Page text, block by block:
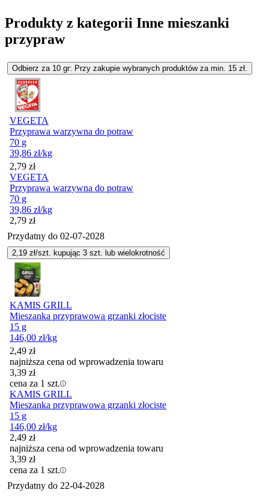
Produkty z kategorii Inne mieszanki
przypraw
Odbierz za 10 gr: Przy zakupie wybranych produktów za min. 15 zł.
VEGETA
Przyprawa warzywna do potraw
70 g
39,86 zł/kg
Cena
2,79 zł
VEGETA
Przyprawa warzywna do potraw
70 g
39,86 zł/kg
Cena
2,79 zł
Przydatny do 02-07-2028
2,19 zł/szt. kupując 3 szt. lub wielokrotność
KAMIS GRILL
Mieszanka przyprawowa grzanki złociste
15 g
146,00 zł/kg
2,49 zł
najniższa cena od wprowadzenia towaru
3,39 zł
cena za 1 szt.
KAMIS GRILL
Mieszanka przyprawowa grzanki złociste
15 g
146,00 zł/kg
2,49 zł
najniższa cena od wprowadzenia towaru
3,39 zł
cena za 1 szt.
Przydatny do 22-04-2028